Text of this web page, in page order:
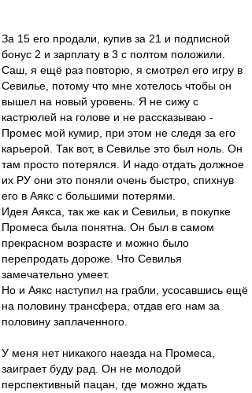
За 15 его продали, купив за 21 и подписной
бонус 2 и зарплату в 3 с полтом положили.
Саш, я ещё раз повторю, я смотрел его игру в
Севилье, потому что мне хотелось чтобы он
вышел на новый уровень. Я не сижу с
кастрюлей на голове и не рассказываю -
Промес мой кумир, при этом не следя за его
карьерой. Так вот, в Севилье это был ноль. Он
там просто потерялся. И надо отдать должное
их РУ они это поняли очень быстро, спихнув
его в Аякс с большими потерями.
Идея Аякса, так же как и Севильи, в покупке
Промеса была понятна. Он был в самом
прекрасном возрасте и можно было
перепродать дороже. Что Севилья
замечательно умеет.
Но и Аякс наступил на грабли, усосавшись ещё
на половину трансфера, отдав его нам за
половину заплаченного.
У меня нет никакого наезда на Промеса,
заиграет буду рад. Он не молодой
перспективный пацан, где можно ждать